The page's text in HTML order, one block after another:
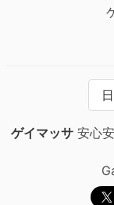
ゲイマッサ安心